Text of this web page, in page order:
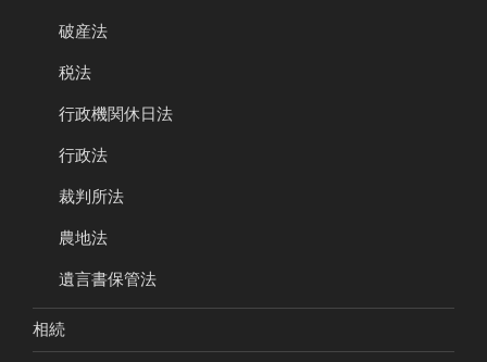
破産法
税法
行政機関休日法
行政法
裁判所法
農地法
遺言書保管法
相続